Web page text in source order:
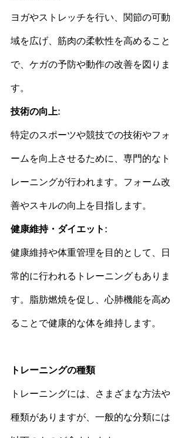
ヨガやストレッチを行い、関節の可動
域を広げ、 筋肉の柔軟性を高めること
で、ケガの予防や動作の改善を図りま
す。
技術の向上:
特定のスポーツや競技での技術やフォ
ームを向上させるために、専門的なト
レーニングが行われます。フォーム改
善やスキルの向上を目指します。
健康維持・ ダイエット :
健康維持や体重管理を目的として、日
常的に行われるトレーニングもありま
す。脂肪燃焼を促し、心肺機能を高め
ることで健康的な体を維持します。
トレーニングの種類
トレーニングには、さまざまな方法や
種類がありますが、一般的な分類には